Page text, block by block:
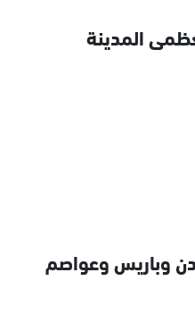
المدينة
وباريس وعواصم